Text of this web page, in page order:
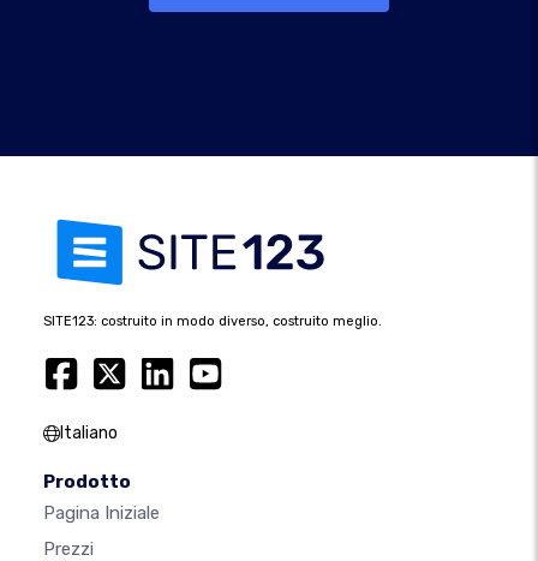
SITE123: costruito in modo diverso, costruito meglio.
Italiano
Prodotto
Pagina Iniziale
Prezzi